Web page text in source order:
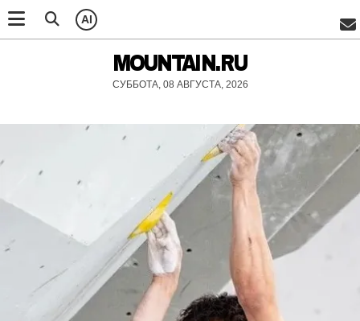
AI
MOUNTAIN.RU
СУББОТА, 08 АВГУСТА, 2026